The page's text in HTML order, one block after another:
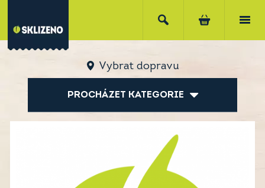
Vybrat dopravu
PROCHÁZET KATEGORIE